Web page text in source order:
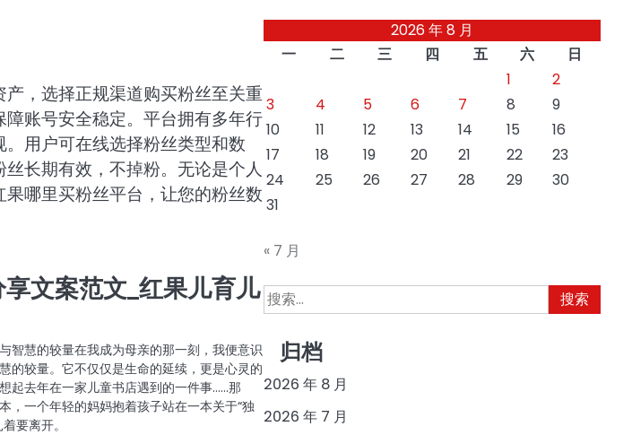
，选择正规渠道购买粉丝至关重
账号安全稳定。平台拥有多年行
用户可在线选择粉丝类型和数
长期有效，不掉粉。无论是个人
哪里买粉丝平台，让您的粉丝数
文案范文_红果儿育儿
智慧的较量在我成为母亲的那一刻，我便意识
的较量。它不仅仅是生命的延续，更是心灵的
起去年在一家儿童书店遇到的一件事……那
，一个年轻的妈妈抱着孩子站在一本关于“独
要离开。
2026 年 8 月
一
二 三 四 五 六
日
1
2
3
4 5 6 7 8
9
10
11 12 13 14 15
16
17
18 19 20 21 22
23
24
25 26 27 28 29
30
31
« 7 月
搜
索：
归档
2026 年 8 月
2026 年 7 月